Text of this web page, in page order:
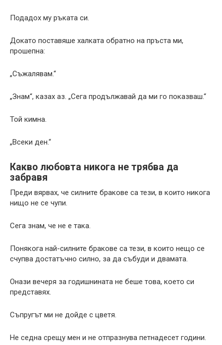
Подадох му ръката си.
Докато поставяше халката обратно на пръста ми,
прошепна:
„Съжалявам.“
„Знам“, казах аз. „Сега продължавай да ми го показваш.“
Той кимна.
„Всеки ден.“
Какво любовта никога не трябва да
забравя
Преди вярвах, че силните бракове са тези, в които никога
нищо не се чупи.
Сега знам, че не е така.
Понякога най-силните бракове са тези, в които нещо се
счупва достатъчно силно, за да събуди и двамата.
Онази вечеря за годишнината не беше това, което си
представях.
Съпругът ми не дойде с цветя.
Не седна срещу мен и не отпразнува петнадесет години.